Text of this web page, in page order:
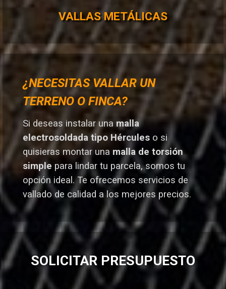
VALLAS METÁLICAS
¿NECESITAS VALLAR UN
TERRENO O FINCA?
Si deseas instalar una malla
electrosoldada tipo Hércules o si
quisieras montar una malla de torsión
simple para lindar tu parcela, somos tu
opción ideal. Te ofrecemos servicios de
vallado de calidad a los mejores precios.
SOLICITAR PRESUPUESTO